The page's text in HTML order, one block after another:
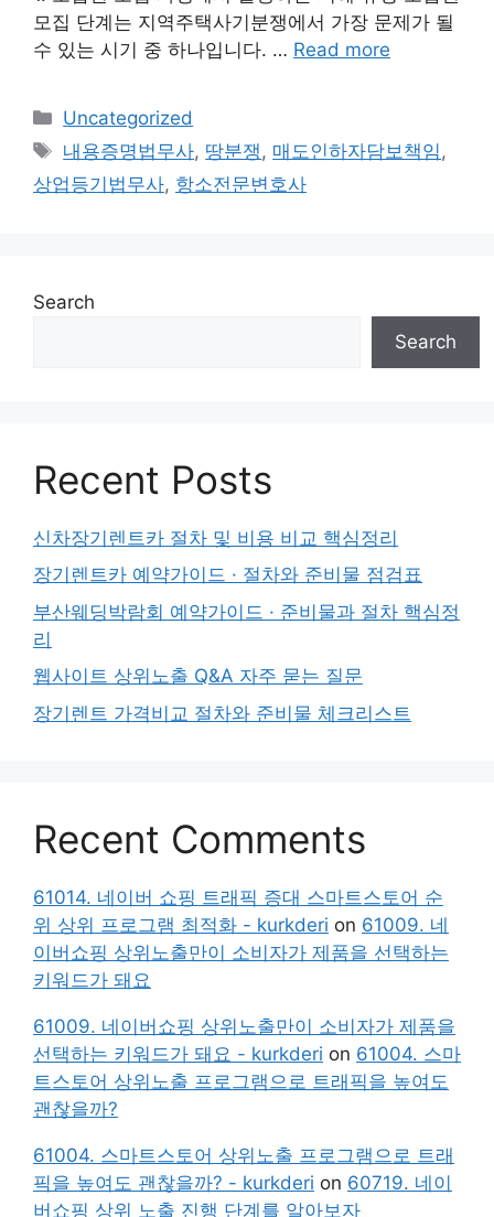
모집 단계는 지역주택사기분쟁에서 가장 문제가 될
수 있는 시기 중 하나입니다. … Read more
Categories
Uncategorized
Tags
내용증명법무사, 땅분쟁 , 매도인하자담보책임 ,
상업등기법무사, 항소전문변호사
Search
Search
Recent Posts
신차장기렌트카 절차 및 비용 비교 핵심정리
장기렌트카 예약가이드 · 절차와 준비물 점검표
부산웨딩박람회 예약가이드 · 준비물과 절차 핵심정
리
웹사이트 상위노출 Q&A 자주 묻는 질문
장기렌트 가격비교 절차와 준비물 체크리스트
Recent Comments
61014. 네이버 쇼핑 트래픽 증대 스마트스토어 순
위 상위 프로그램 최적화 - kurkderi on 61009. 네
이버쇼핑 상위노출만이 소비자가 제품을 선택하는
키워드가 돼요
61009. 네이버쇼핑 상위노출만이 소비자가 제품을
선택하는 키워드가 돼요 - kurkderi on 61004. 스마
트스토어 상위노출 프로그램으로 트래픽을 높여도
괜찮을까?
61004. 스마트스토어 상위노출 프로그램으로 트래
픽을 높여도 괜찮을까? - kurkderi on 60719. 네이
버쇼핑 상위 노출 진행 단계를 알아보자